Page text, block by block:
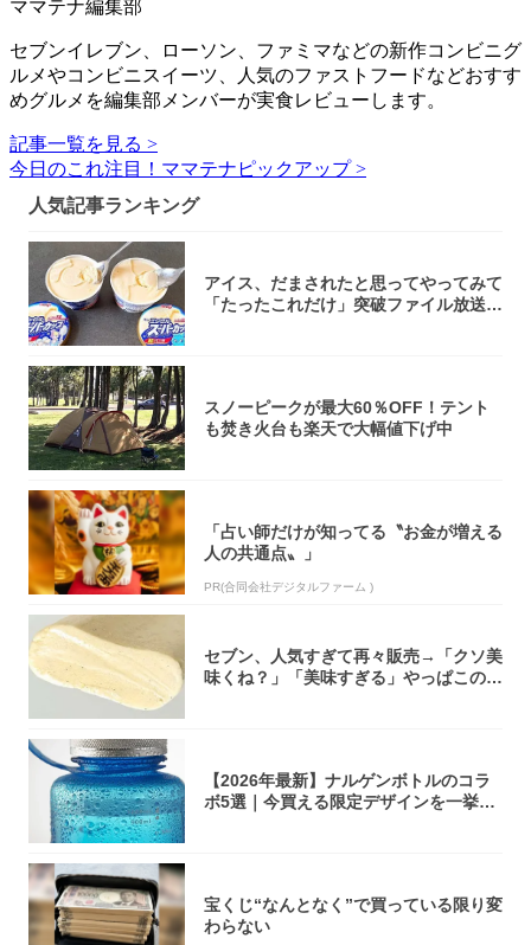
ママテナ編集部
セブンイレブン、ローソン、ファミマなどの新作コンビニグ
ルメやコンビニスイーツ、人気のファストフードなどおすす
めグルメを編集部メンバーが実食レビューします。
記事一覧を見る >
今日のこれ注目！ママテナピックアップ >
人気記事ランキング
アイス、だまされたと思ってやってみて
「たったこれだけ」突破ファイル放送で
スノーピークが最大60％OFF！テント
も焚き火台も楽天で大幅値下げ中
「占い師だけが知ってる〝お金が増える
人の共通点〟」
PR(合同会社デジタルファーム )
セブン、人気すぎて再々販売→「クソ美
味くね？」「美味すぎる」やっぱこのク
【2026年最新】ナルゲンボトルのコラ
ボ5選｜今買える限定デザインを一挙紹
宝くじ“なんとなく”で買っている限り変
わらない